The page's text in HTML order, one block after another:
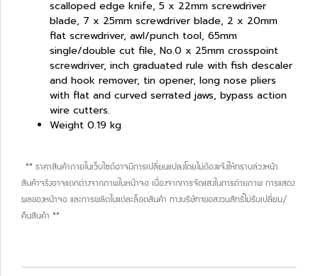
scalloped edge knife, 5 x 22mm screwdriver
blade, 7 x 25mm screwdriver blade, 2 x 20mm
flat screwdriver, awl/punch tool, 65mm
single/double cut file, No.0 x 25mm crosspoint
screwdriver, inch graduated rule with fish descaler
and hook remover, tin opener, long nose pliers
with flat and curved serrated jaws, bypass action
wire cutters.
Weight 0.19 kg
** ราคาสินค้าภายในเว็บไซต์อาจมีการเปลี่ยนแปลงโดยไม่ต้องแจ้งให้ทราบล่วงหน้า
สินค้าจริงอาจแตกต่างจากภาพในหน้าจอ เนื่องจากการจัดแสงในการถ่ายภาพ การแสดง
ผลของหน้าจอ และการผลิตในแต่ละล็อตสินค้า ทางบริษัทฯขอสงวนสิทธิ์ไม่รับเปลี่ยน/
คืนสินค้า **